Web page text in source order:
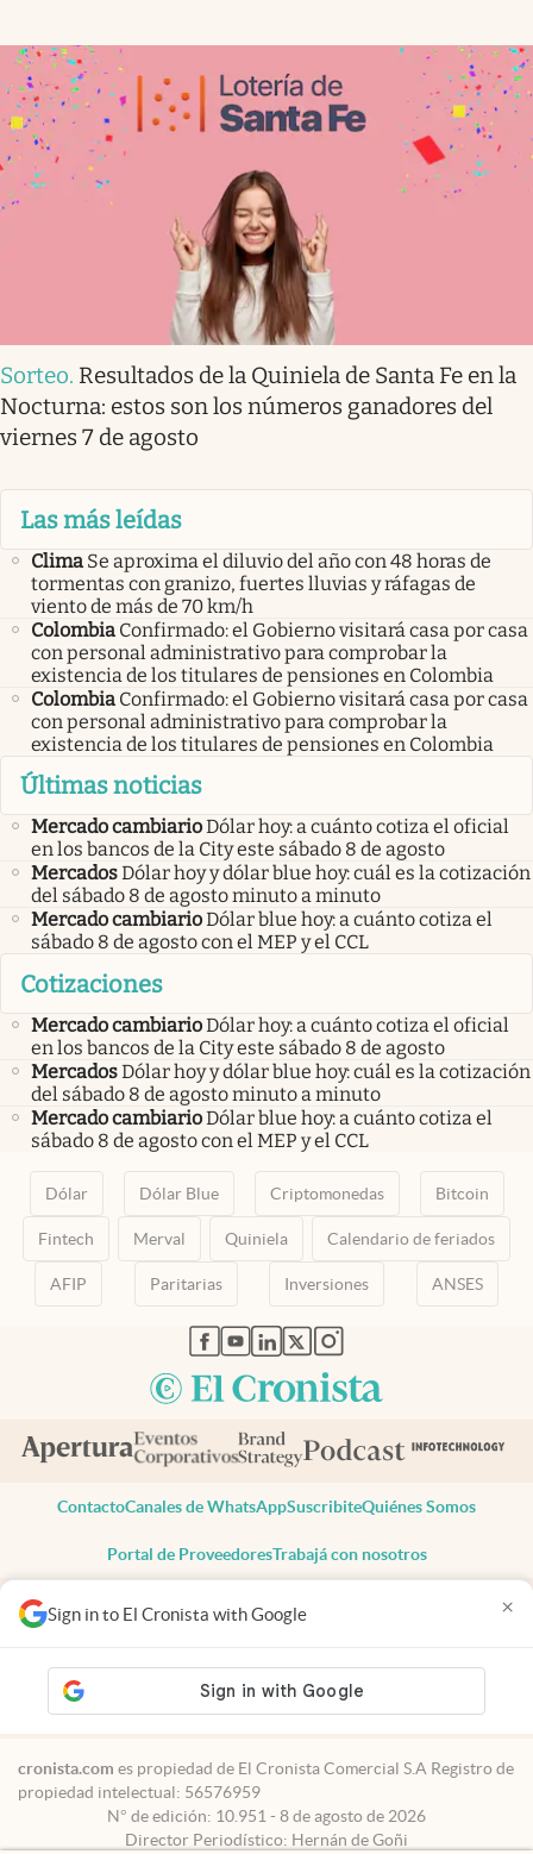
Sign in to El Cronista with Google ×
Sorteo. Resultados de la Quiniela de Santa Fe en la
Nocturna: estos son los números ganadores del
viernes 7 de agosto
Las más leídas
Clima Se aproxima el diluvio del año con 48 horas de
tormentas con granizo, fuertes lluvias y ráfagas de
viento de más de 70 km/h
Colombia Confirmado: el Gobierno visitará casa por casa
con personal administrativo para comprobar la
existencia de los titulares de pensiones en Colombia
Colombia Confirmado: el Gobierno visitará casa por casa
con personal administrativo para comprobar la
existencia de los titulares de pensiones en Colombia
Últimas noticias
Mercado cambiarioDólar hoy: a cuánto cotiza el oficial
en los bancos de la City este sábado 8 de agosto
MercadosDólar hoy y dólar blue hoy: cuál es la cotización
del sábado 8 de agosto minuto a minuto
Mercado cambiarioDólar blue hoy: a cuánto cotiza el
sábado 8 de agosto con el MEP y el CCL
Cotizaciones
Mercado cambiarioDólar hoy: a cuánto cotiza el oficial
en los bancos de la City este sábado 8 de agosto
MercadosDólar hoy y dólar blue hoy: cuál es la cotización
del sábado 8 de agosto minuto a minuto
Mercado cambiarioDólar blue hoy: a cuánto cotiza el
sábado 8 de agosto con el MEP y el CCL
Dólar Dólar Blue Criptomonedas Bitcoin
Fintech Merval Quiniela Calendario de feriados
AFIP Paritarias Inversiones ANSES
abre en nueva pestaña
abre en nueva pestaña
abre en nueva pestaña
abre en nueva pestaña
abre en nueva pestaña
ContactoCanales de WhatsAppSuscribiteQuiénes Somos
Portal de ProveedoresTrabajá con nosotros
Todos los derechos reservados
Privacidad
Consentimiento
Tel:+54 11 7078-3270
cronista.com es propiedad de El Cronista Comercial S.A Registro de
propiedad intelectual: 56576959
N° de edición: 10.951 - 8 de agosto de 2026
Director Periodístico: Hernán de Goñi